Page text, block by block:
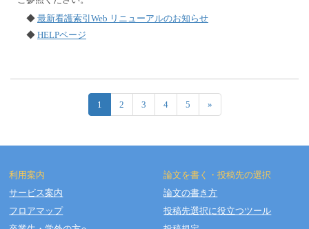
◆ 最新看護索引Web リニューアルのお知らせ
◆ HELPページ
1 2 3 4 5 »
利用案内
サービス案内
フロアマップ
論文を書く・投稿先の選択
論文の書き方
投稿先選択に役立つツール
Copyright © OSAKA DENTAL UNIVERSITY LIBRARY All Rights Reserved.